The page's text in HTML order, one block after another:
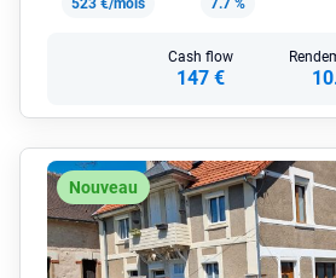
523 €/mois
7.7 %
Cash flow
147 €
Nouveau